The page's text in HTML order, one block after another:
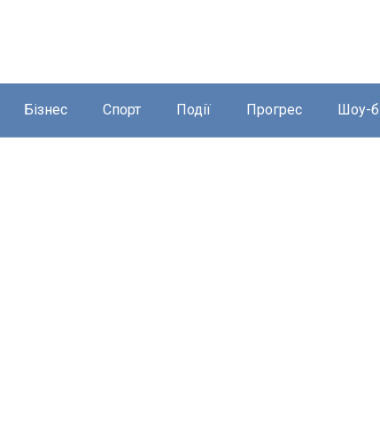
Бізнес Спорт Події Прогрес Шоу-